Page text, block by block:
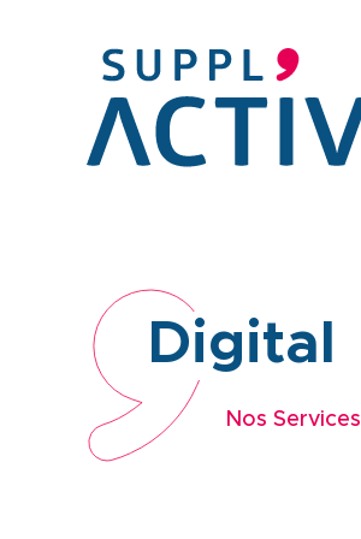
Digital
Nos Services